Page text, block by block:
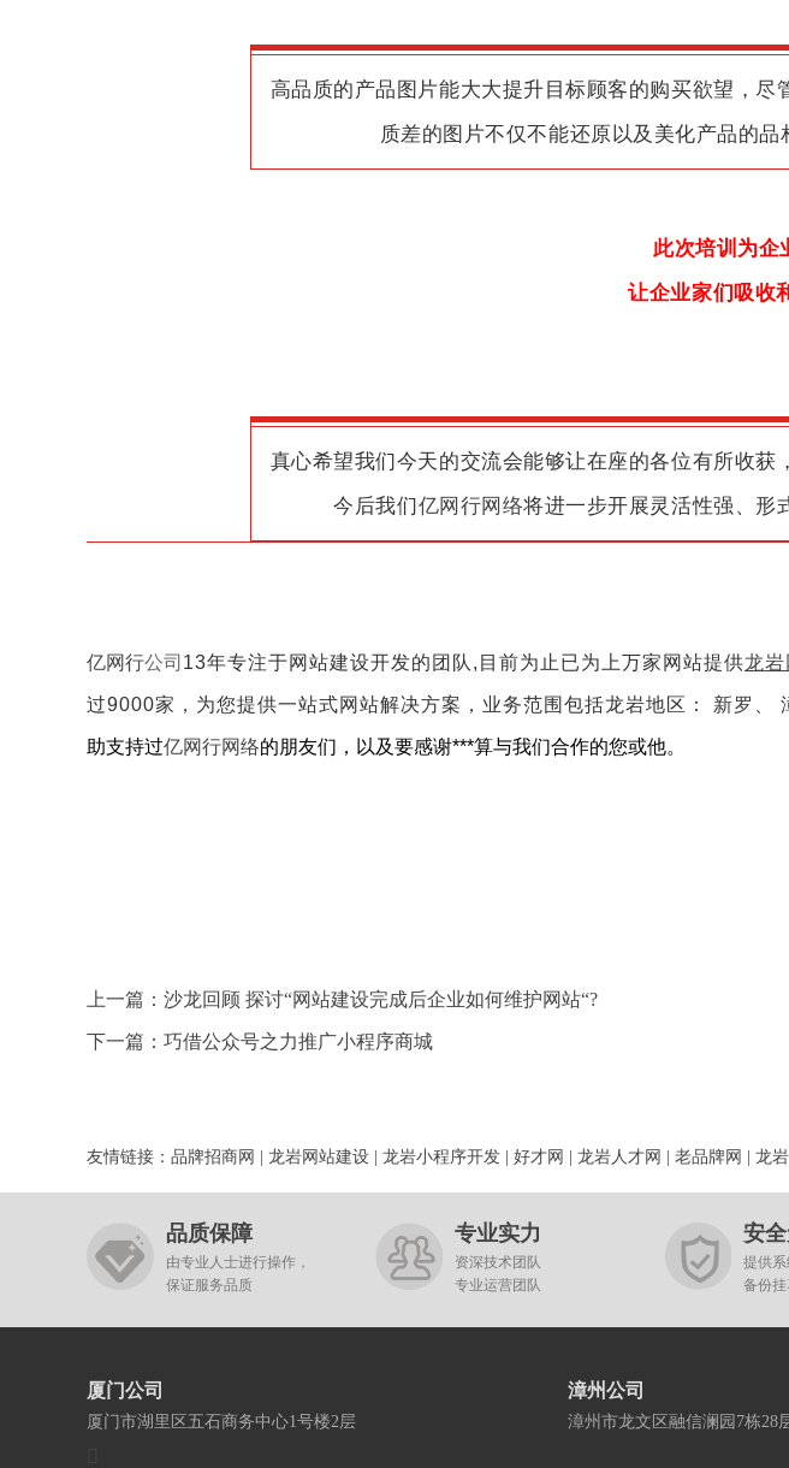
高品质的产品图片能大大提升目标顾客的购买欲望，
质差的图片不仅不能还原以及美化产品的
此次培训为
让企业家们吸收
真心希望我们今天的交流会能够让在座的各位有所收获
今后我们亿网行网络将进一步开展灵活性强、形
亿网行公司 13年专注于网站建设开发的团队,目前为止已为上万家网站提供龙岩
过9000家，为您提供一站式网站解决方案，业务范围包括龙岩地区： 新罗、
助支持过亿网行网络的朋友们，以及要感谢***算与我们合作的您或他。
上一篇： 沙龙回顾 探讨“网站建设完成后企业如何维护网站“?
下一篇： 巧借公众号之力推广小程序商城
友情链接： 品牌招商网 | 龙岩网站建设 | 龙岩小程序开发 | 好才网 | 龙岩人才网 | 老品牌网 | 龙
品质保障
由专业人士进行操作，
保证服务品质
专业实力
资深技术团队
专业运营团队
安
提供
备份
厦门公司
厦门市湖里区五石商务中心1号楼2层
漳州公司
漳州市龙文区融信澜园7栋28